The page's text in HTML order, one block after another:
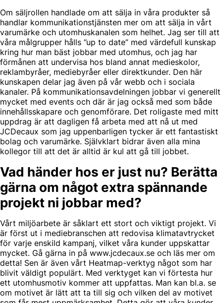
Om säljrollen handlade om att sälja in våra produkter så
handlar kommunikationstjänsten mer om att sälja in vårt
varumärke och utomhuskanalen som helhet. Jag ser till att
våra målgrupper hålls ”up to date” med värdefull kunskap
kring hur man bäst jobbar med utomhus, och jag har
förmånen att undervisa hos bland annat medieskolor,
reklambyråer, mediebyråer eller direktkunder. Den här
kunskapen delar jag även på vår webb och i sociala
kanaler. På kommunikationsavdelningen jobbar vi generellt
mycket med events och där är jag också med som både
innehållsskapare och genomförare. Det roligaste med mitt
uppdrag är att dagligen få arbeta med att nå ut med
JCDecaux som jag uppenbarligen tycker är ett fantastiskt
bolag och varumärke. Självklart bidrar även alla mina
kollegor till att det är alltid är kul att gå till jobbet.
Vad händer hos er just nu? Berätta
gärna om något extra spännande
projekt ni jobbar med?
Vårt miljöarbete är såklart ett stort och viktigt projekt. Vi
är först ut i mediebranschen att redovisa klimatavtrycket
för varje enskild kampanj, vilket våra kunder uppskattar
mycket. Gå gärna in på www.jcdecaux.se och läs mer om
detta! Sen är även vårt Heatmap-verktyg något som har
blivit väldigt populärt. Med verktyget kan vi förtesta hur
ett utomhusmotiv kommer att uppfattas. Man kan bl.a. se
om motivet är lätt att ta till sig och vilken del av motivet